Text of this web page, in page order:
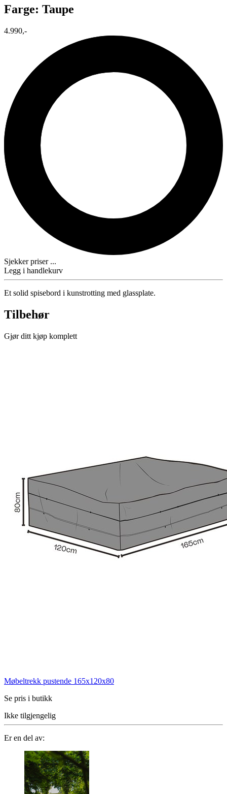
Farge: Taupe
4.990,-
Sjekker priser ...
Legg i handlekurv
Et solid spisebord i kunstrotting med glassplate.
Tilbehør
Gjør ditt kjøp komplett
Møbeltrekk pustende 165x120x80
Se pris i butikk
Ikke tilgjengelig
Er en del av: